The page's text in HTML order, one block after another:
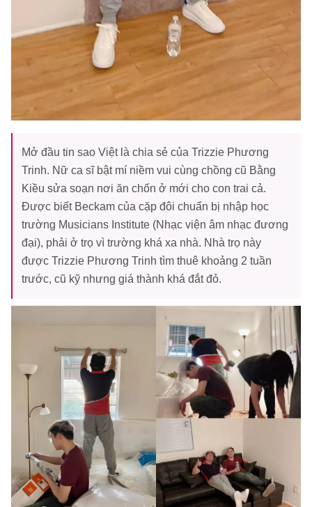
Mở đầu tin sao Việt là chia sẻ của Trizzie Phương
Trinh. Nữ ca sĩ bật mí niềm vui cùng chồng cũ Bằng
Kiều sửa soạn nơi ăn chốn ở mới cho con trai cả.
Được biết Beckam của cặp đôi chuẩn bị nhập học
trường Musicians Institute (Nhạc viện âm nhạc đương
đại), phải ở trọ vì trường khá xa nhà. Nhà trọ này
được Trizzie Phương Trinh tìm thuê khoảng 2 tuần
trước, cũ kỹ nhưng giá thành khá đắt đỏ.